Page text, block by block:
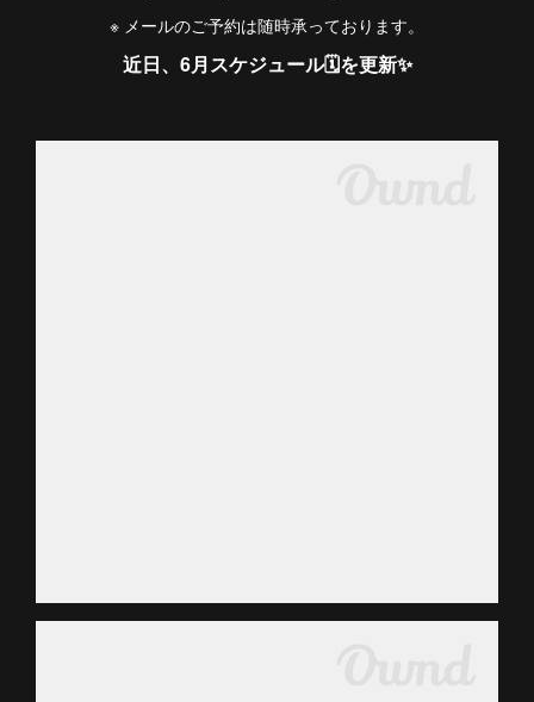
※ メールのご予約は随時承っております。
近日、6月スケジュール🗓を更新✨